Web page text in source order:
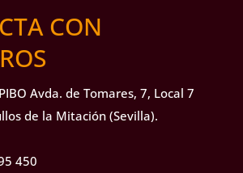
CON
Avda. de Tomares, 7, Local 7
de la Mitación (Sevilla).
450